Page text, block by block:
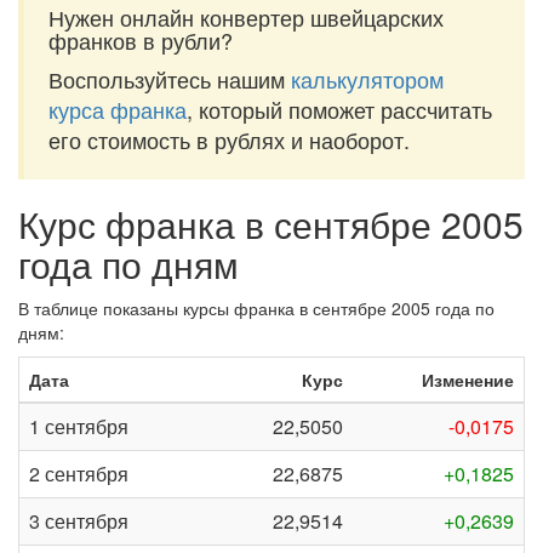
Нужен онлайн конвертер швейцарских
франков в рубли?
Воспользуйтесь нашим калькулятором
курса франка, который поможет рассчитать
его стоимость в рублях и наоборот.
Курс франка в сентябре 2005
года по дням
В таблице показаны курсы франка в сентябре 2005 года по
дням:
Дата
Курс Изменение
1 сентября 22,5050
-0,0175
2 сентября
22,6875
+0,1825
3 сентября
22,9514
+0,2639